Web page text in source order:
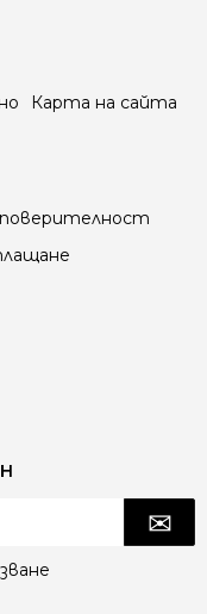
Карта на сайта